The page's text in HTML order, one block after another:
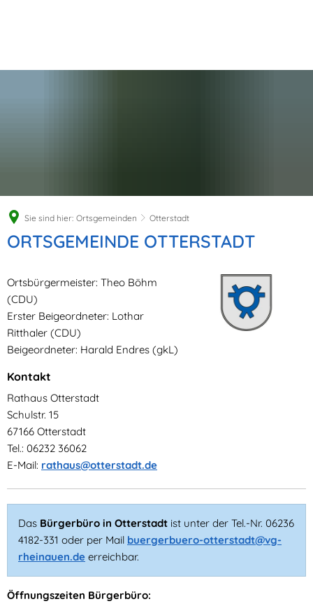
Sie sind hier: Ortsgemeinden Otterstadt
Otterstadt
ORTSGEMEINDE OTTERSTADT
Ortsbürgermeister: Theo Böhm
(CDU)
Erster Beigeordneter: Lothar
Ritthaler (CDU)
Beigeordneter: Harald Endres (gkL)
Kontakt
Rathaus Otterstadt
Schulstr. 15
67166 Otterstadt
Tel.: 06232 36062
E-Mail: rathaus@otterstadt.de
Das Bürgerbüro in Otterstadt ist unter der Tel.-Nr. 06236
4182-331 oder per Mail buergerbuero-otterstadt@vg-
rheinauen.de erreichbar.
Öffnungszeiten Bürgerbüro: